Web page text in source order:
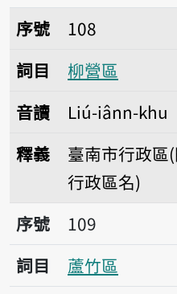
序號108柳營區
序號
108
詞目
柳營區
音讀
Liú-iânn-khu
釋義
臺南市行政區
行政區名)
序號109蘆竹區
序號
109
詞目
蘆竹區